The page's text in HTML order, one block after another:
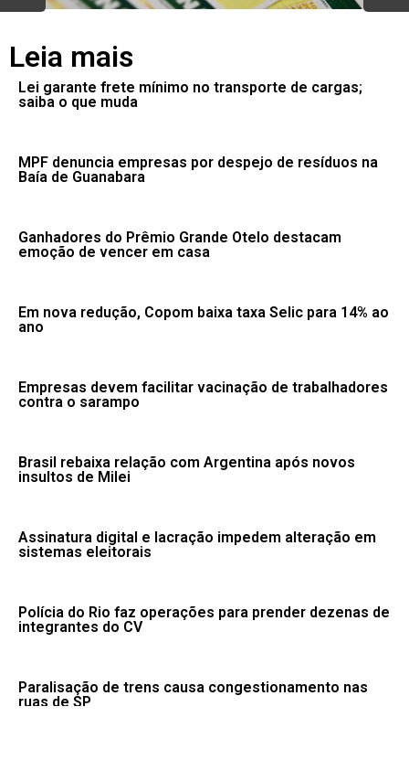
Leia mais
Lei garante frete mínimo no transporte de cargas;
saiba o que muda
MPF denuncia empresas por despejo de resíduos na
Baía de Guanabara
Ganhadores do Prêmio Grande Otelo destacam
emoção de vencer em casa
Em nova redução, Copom baixa taxa Selic para 14% ao
ano
Empresas devem facilitar vacinação de trabalhadores
contra o sarampo
Brasil rebaixa relação com Argentina após novos
insultos de Milei
Assinatura digital e lacração impedem alteração em
sistemas eleitorais
Polícia do Rio faz operações para prender dezenas de
integrantes do CV
Paralisação de trens causa congestionamento nas
ruas de SP